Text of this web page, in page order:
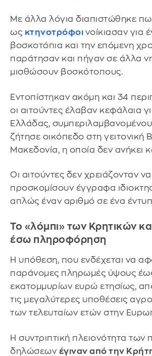
Με άλλα λόγια διαπιστώθηκε
ως κτηνοτρόφοι νοίκιασαν για
βοσκοτόπια και την επόμενη
παράτησαν και πήγαν σε άλλα
μισθώσουν βοσκότοπους.
Εντοπίστηκαν ακόμη και 34
οι αιτούντες έλαβαν κεφάλαια
Ελλάδας,
ζήτησε οικόπεδο στη γειτονική
Μακεδονία, η οποία δεν ανήκει
Οι αιτούντες δεν χρειάζονταν να
προσκομίσουν έγγραφα
απλώς έναν αριθμό σε ένα
Το «λόμπι» των Κρητικών
έσω πληροφόρηση
Η υπόθεση, που ενδέχεται να
παράνομες πληρωμές ύψους
εκατομμυρίων ευρώ ετησίως,
τις μεγαλύτερες υποθέσεις
των τελευταίων ετών στην
Η συντριπτική πλειονότητα των
δηλώσεων έγιναν από την